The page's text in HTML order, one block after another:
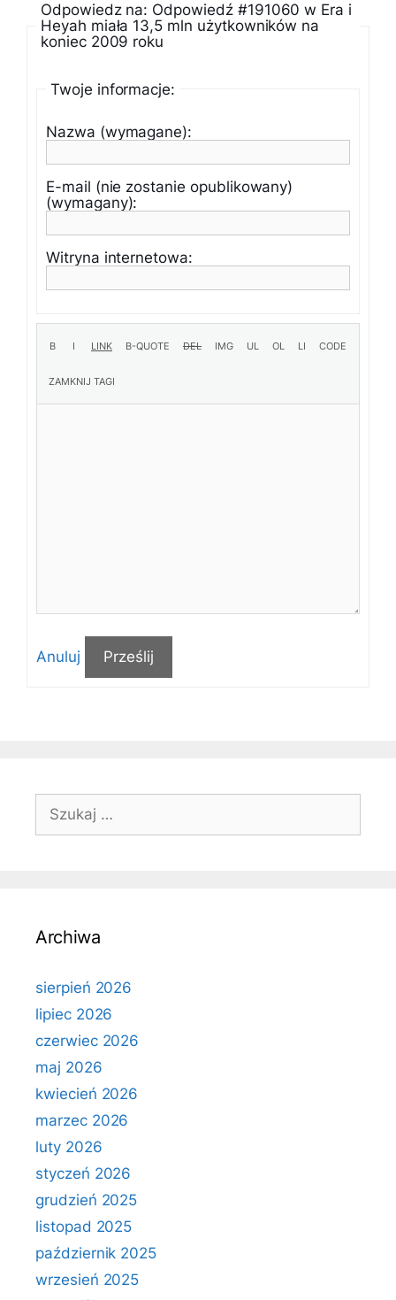
Odpowiedz na: Odpowiedź #191060 w Era i
Heyah miała 13,5 mln użytkowników na
koniec 2009 roku
Twoje informacje:
Nazwa (wymagane):
E-mail (nie zostanie opublikowany)
(wymagany):
Witryna internetowa:
Anuluj Prześlij
Szukaj:
Archiwa
sierpień 2026
lipiec 2026
czerwiec 2026
maj 2026
kwiecień 2026
marzec 2026
luty 2026
styczeń 2026
grudzień 2025
listopad 2025
październik 2025
wrzesień 2025